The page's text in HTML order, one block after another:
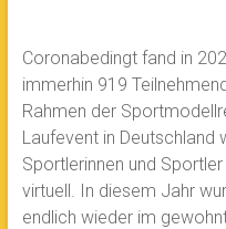
Coronabedingt fand in
immerhin 919
Rahmen der
Laufevent in Deutschland
Sportlerinnen und
virtuell. In diesem Jahr
endlich wieder im